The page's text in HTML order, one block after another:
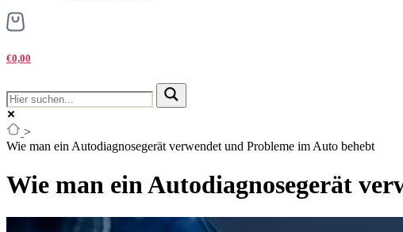
€0,00
>
Wie man ein Autodiagnosegerät verwendet und Probleme im Auto behebt
Wie man ein Autodiagnosegerät